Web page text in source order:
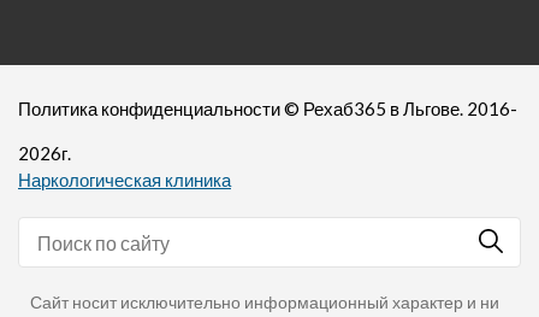
Политика конфиденциальности© Рехаб365 в Льгове. 2016-
2026г.
Наркологическая клиника
Сайт носит исключительно информационный характер и ни